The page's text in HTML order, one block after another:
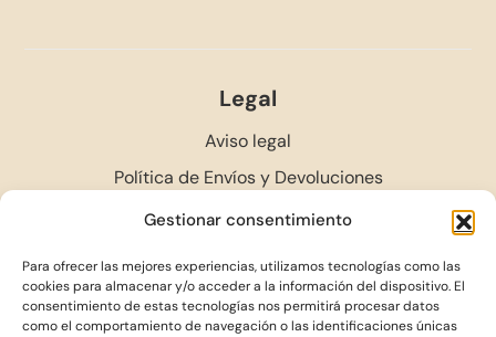
Gestionar consentimiento
Para ofrecer las mejores experiencias, utilizamos tecnologías como las
cookies para almacenar y/o acceder a la información del dispositivo. El
consentimiento de estas tecnologías nos permitirá procesar datos
como el comportamiento de navegación o las identificaciones únicas
Legal
Aviso legal
Política de Envíos y Devoluciones
Política de privacidad
Accesibilidad
Fondo de la Transición Justa de España